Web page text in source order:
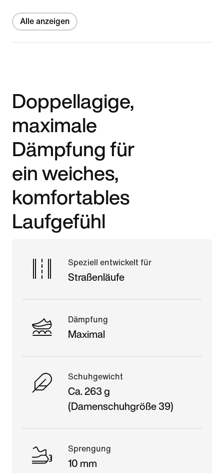
Alle anzeigen
Doppellagige,
maximale
Dämpfung für
ein weiches,
komfortables
Laufgefühl
Speziell entwickelt für
Straßenläufe
Dämpfung
Maximal
Schuhgewicht
Ca. 263 g
(Damenschuhgröße 39)
Sprengung
10 mm